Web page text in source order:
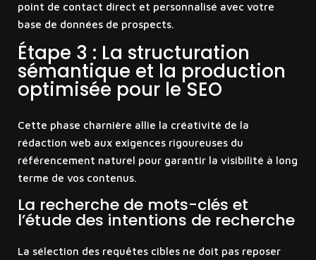
point de contact direct et personnalisé avec votre
base de données de prospects.
Étape 3 : La structuration
sémantique et la production
optimisée pour le SEO
Cette phase charnière allie la créativité de la
rédaction web aux exigences rigoureuses du
référencement naturel pour garantir la visibilité à long
terme de vos contenus.
La recherche de mots-clés et
l’étude des intentions de recherche
La sélection des requêtes cibles ne doit pas reposer